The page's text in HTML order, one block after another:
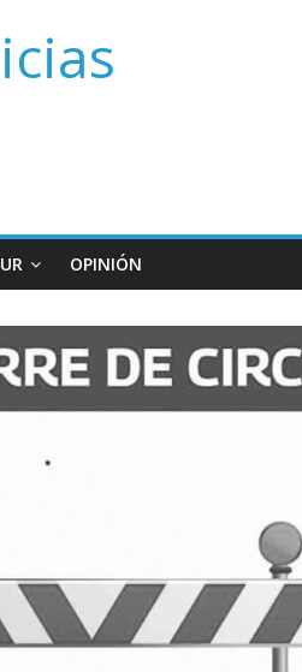
OPINIÓN